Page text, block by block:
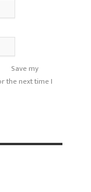
Save my
the next time I